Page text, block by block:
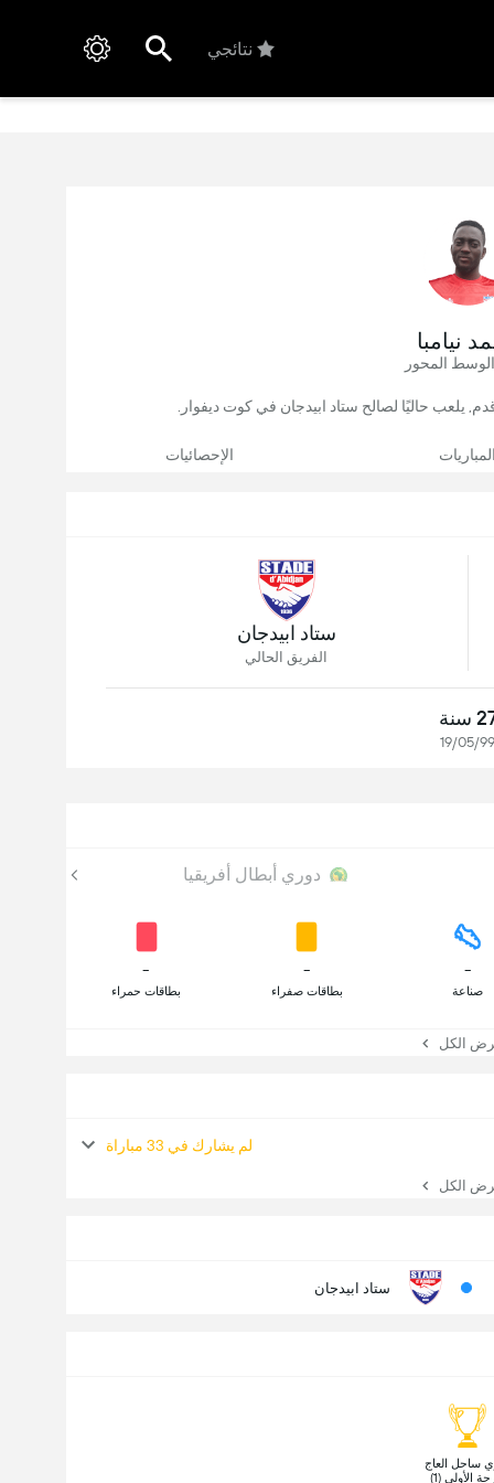
نتائجي
نيامبا
المحور
المباريات الإحصائيات
ستاد ابيدجان
الفريق الحالي
سنة
19/05/99
دوري أبطال أفريقيا
-
صناعة
-
بطاقات صفراء
-
بطاقات حمراء
الكل
لم يشارك في 33 مباراة
الكل
ستاد ابيدجان
الأولى (1)